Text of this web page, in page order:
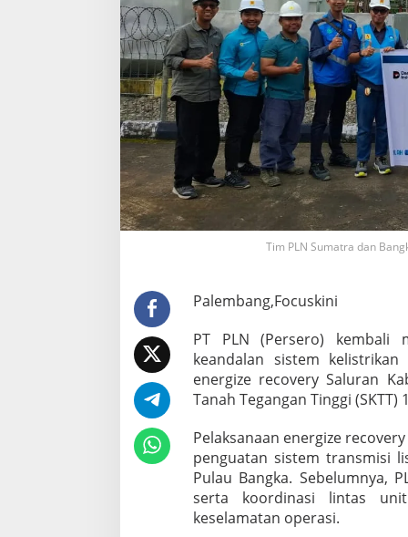
s
a
n
a
k
a
n
E
n
e
r
g
e
o
e
r
y
S
K
T
&
S
K
T
T
Tim PLN Sumatra dan
Palembang,Focuskini
PT PLN (Persero) kembali
keandalan sistem
energize recovery Saluran
Tanah Tegangan Tinggi
Pelaksanaan energize
penguatan sistem transmisi
Pulau Bangka. Sebelumnya,
serta koordinasi lintas
keselamatan operasi.